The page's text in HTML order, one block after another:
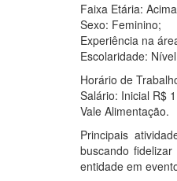
Faixa Etária:
Sexo: Feminino;
Experiência na
Escolaridade:
Horário de
Salário: Inicial R$
Vale Alimentação.
Principais
buscando
entidade em